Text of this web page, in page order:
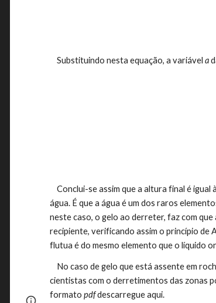
    Substituindo nesta equação, a variável
a
    Conclui-se assim que a altura final é igual à inicial. Ou seja o derretimento do gelo quando está a flutuar, não provoca qualquer aumento no nível da
água. É que a água é um dos raros
neste caso, o gelo ao derreter, faz com
recipiente, verificando assim o princípio de
flutua é do mesmo elemento que o líquido
cientistas com o derretimentos das zonas
formato pdf descarregue aqui.
Google Sites Report abuse